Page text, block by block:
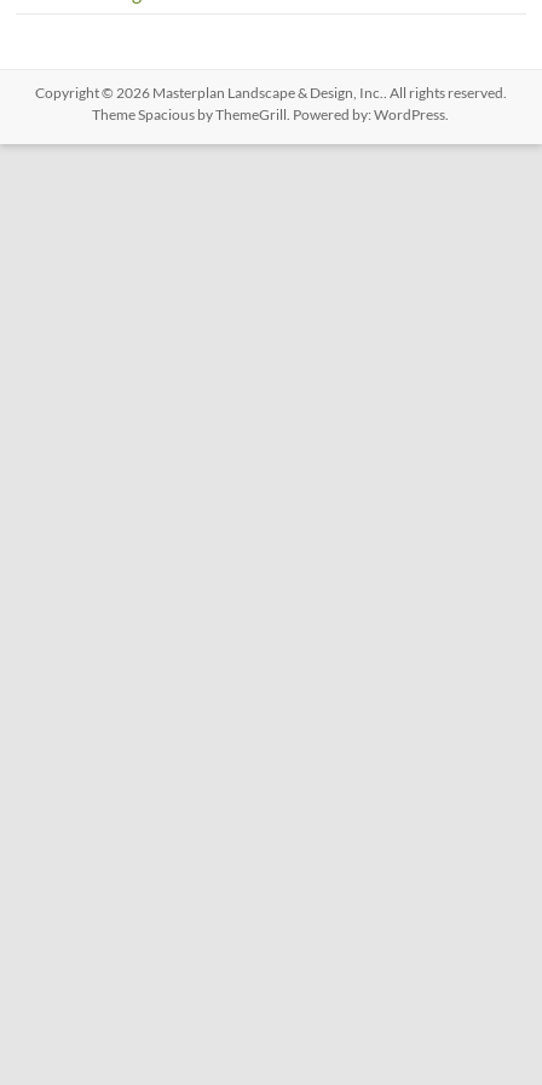
Copyright © 2026 Masterplan Landscape & Design, Inc. . All rights reserved.
ThemeSpacious by ThemeGrill. Powered by:WordPress